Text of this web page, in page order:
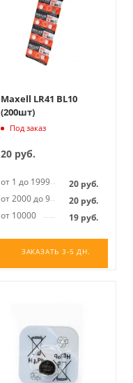
Maxell LR41 BL10
(200шт)
Под заказ
20руб.
от 1 до 1999 20 руб.
от 2000 до 9999
20 руб.
от 10000
19 руб.
ЗАКАЗАТЬ 3-5 ДН.